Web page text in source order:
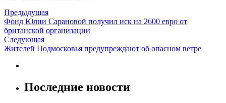
Предыдущая
Фонд Юлии Сарановой получил иск на 2600 евро от
британской организации
Следующая
Жителей Подмосковья предупреждают об опасном ветре
Последние новости